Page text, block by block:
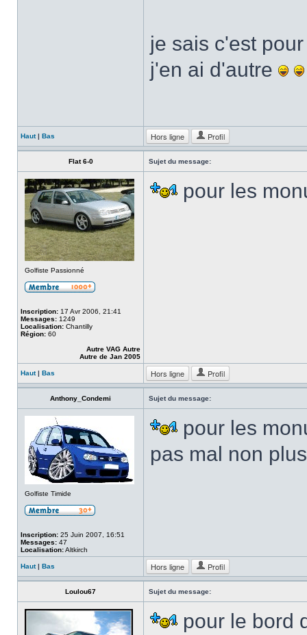
je sais c'est
j'en ai d'autre
Haut| Bas Hors ligne Profil
Flat 6-0 Sujet du message:
Golfiste Passionné
Inscription: 17 Avr 2006, 21:41
Messages: 1249
Localisation: Chantilly
Région: 60
Autre VAG Autre
Autre de Jan 2005
pour les
Haut| Bas Hors ligne Profil
Anthony_Condemi Sujet du message:
Golfiste Timide
Inscription: 25 Juin 2007, 16:51
Messages: 47
Localisation:Altkirch
pour les
pas mal non plus
Haut| Bas Hors ligne Profil
Loulou67 Sujet du message:
pour le bord